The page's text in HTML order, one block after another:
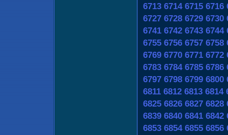
6713 6714 6715 6716
6727 6728 6729 6730
6741 6742 6743 6744
6755 6756 6757 6758
6769 6770 6771 6772
6783 6784 6785 6786
6797 6798 6799 6800
6811 6812 6813 6814
6825 6826 6827 6828
6839 6840 6841 6842
6853 6854 6855 6856